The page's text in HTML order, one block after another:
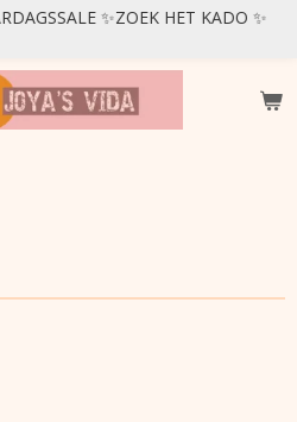
HET KADO ✨